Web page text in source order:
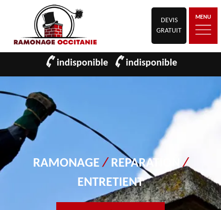
DEVIS
GRATUIT
MENU
indisponible indisponible
RAMONAGE/ REPARATION/
ENTRETIENT